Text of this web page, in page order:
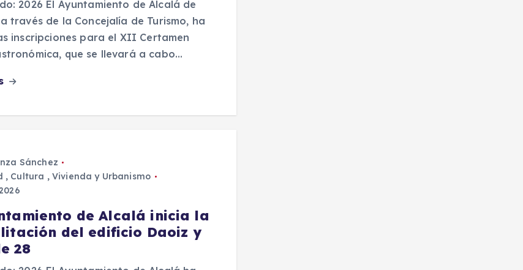
2026 El Ayuntamiento de Alcalá de
través de la Concejalía de Turismo, ha
inscripciones para el XII Certamen
que se llevará a cabo…
Sánchez
, Cultura , Vivienda y Urbanismo
de Alcalá inicia la
del edificio Daoiz y
28